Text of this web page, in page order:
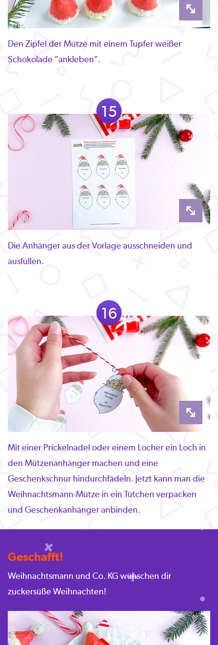
Den Zipfel der Mütze mit einem Tupfer weißer
Schokolade "ankleben".
15
Die Anhänger aus der Vorlage ausschneiden und
ausfüllen.
16
Mit einer Prickelnadel oder einem Locher ein Loch in
den Mützenanhänger machen und eine
Geschenkschnur hindurchfädeln. Jetzt kann man die
Weihnachtsmann-Mütze in ein Tütchen verpacken
und Geschenkanhänger anbinden.
Geschafft!
Weihnachtsmann und Co. KG wünschen dir
zuckersüße Weihnachten!